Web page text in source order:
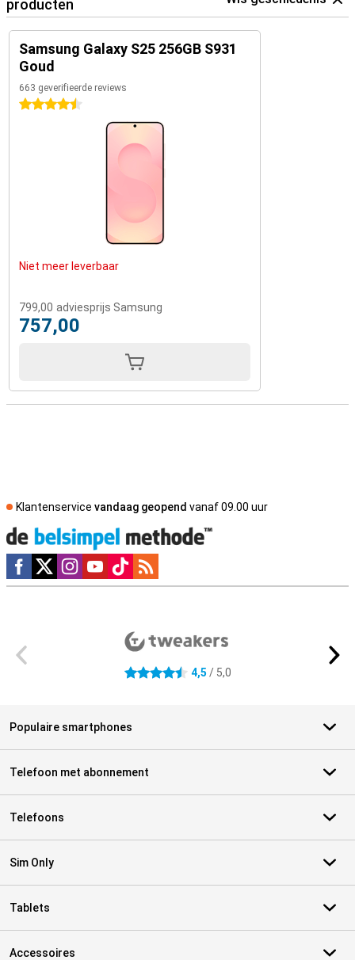
producten
Samsung Galaxy S25 256GB S931
Goud
663 geverifieerde reviews
4.5 sterren
Niet meer leverbaar
799,00 adviesprijs Samsung
757,00
Klantenservice vandaag geopend vanaf 09.00 uur
Social media
4.5 sterren 4,5 / 5,0
Populaire smartphones
Telefoon met abonnement
Telefoons
Sim Only
Tablets
Accessoires